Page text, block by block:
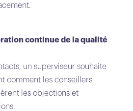
continue de la qualité
un superviseur souhaite
comment les conseillers
les objections et